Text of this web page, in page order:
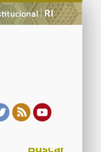
Buscar